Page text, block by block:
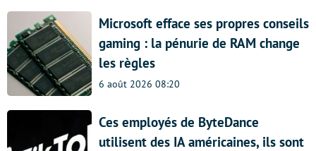
Microsoft efface ses propres conseils
gaming : la pénurie de RAM change
les règles
6 août 2026 08:20
Ces employés de ByteDance
utilisent des IA américaines, ils sont